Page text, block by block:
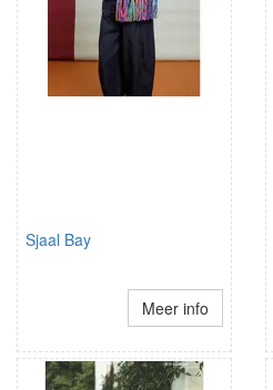
Sjaal Bay
Meer info